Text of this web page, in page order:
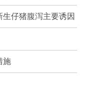
仔猪腹泻主要诱因
施